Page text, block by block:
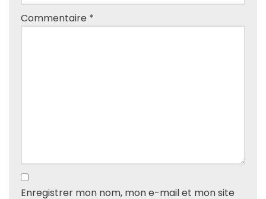
Commentaire *
Enregistrer mon nom, mon e-mail et mon site